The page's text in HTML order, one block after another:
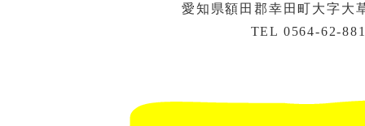
愛知県額田郡幸田町大字大
TEL 0564-62-